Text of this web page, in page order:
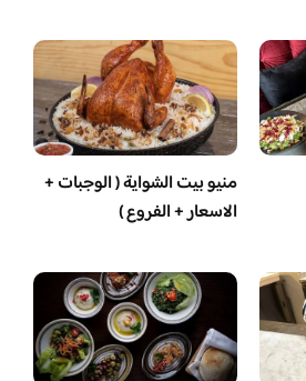
منيو بيت الشواية ( الوجبات +
الاسعار + الفروع )